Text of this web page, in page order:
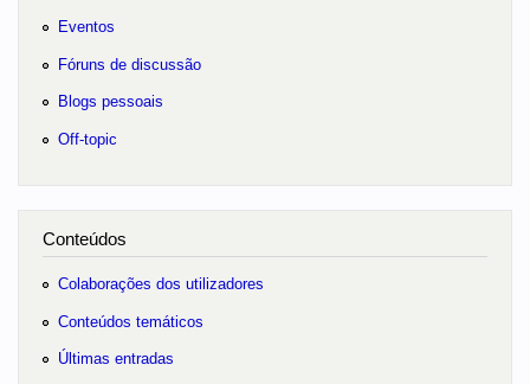
Eventos
Fóruns de discussão
Blogs pessoais
Off-topic
Conteúdos
Colaborações dos utilizadores
Conteúdos temáticos
Últimas entradas